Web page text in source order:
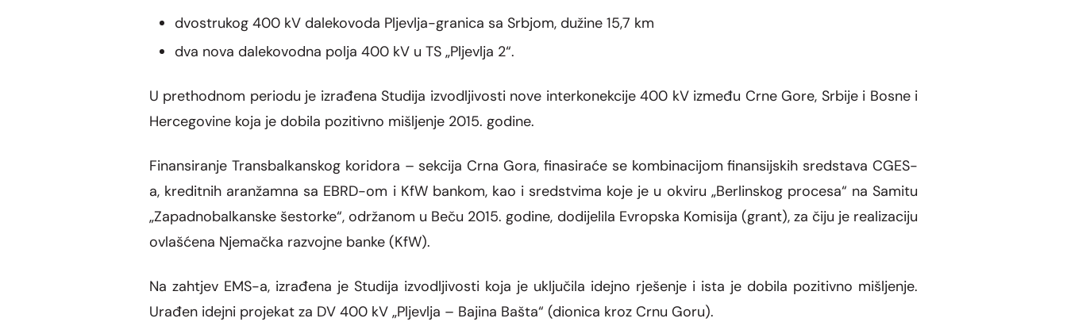
dvostrukog 400 kV dalekovoda Pljevlja-granica sa Srbjom, dužine 15,7 km
dva nova dalekovodna polja 400 kV u TS „Pljevlja 2“.
U prethodnom periodu je izrađena Studija izvodljivosti nove interkonekcije 400 kV između Crne Gore, Srbije i Bosne i
Hercegovine koja je dobila pozitivno mišljenje 2015. godine.
Finansiranje Transbalkanskog koridora – sekcija Crna Gora, finasiraće se kombinacijom finansijskih sredstava CGES-
a, kreditnih aranžamna sa EBRD-om i KfW bankom, kao i sredstvima koje je u okviru „Berlinskog procesa“ na Samitu
„Zapadnobalkanske šestorke“, održanom u Beču 2015. godine, dodijelila Evropska Komisija (grant), za čiju je realizaciju
ovlašćena Njemačka razvojne banke (KfW).
Na zahtjev EMS-a, izrađena je Studija izvodljivosti koja je uključila idejno rješenje i ista je dobila pozitivno mišljenje.
Urađen idejni projekat za DV 400 kV „Pljevlja – Bajina Bašta“ (dionica kroz Crnu Goru).